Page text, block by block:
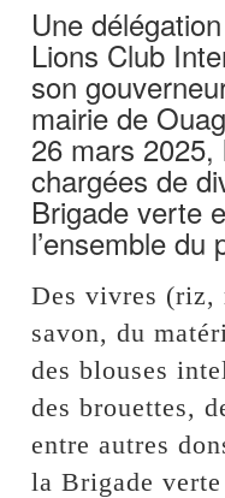
Une
Lions Club
son
mairie de
26 mars 2025,
chargées de
Brigade verte
l’ensemble du
Des vivres (riz,
savon, du
des blouses
des brouettes,
entre autres
la Brigade